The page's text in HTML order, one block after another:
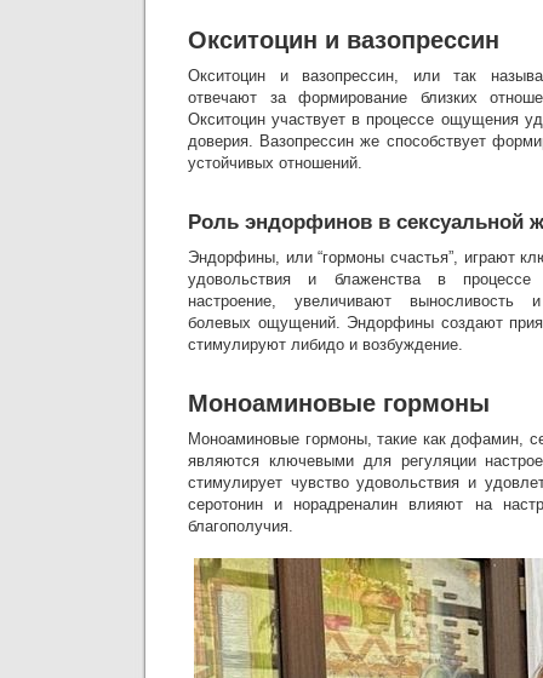
Окситоцин и вазопрессин
Окситоцин и вазопрессин, или так
отвечают за формирование близких
Окситоцин участвует в процессе ощущения
доверия. Вазопрессин же способствует
устойчивых отношений.
Роль эндорфинов в сексуальной
Эндорфины, или “гормоны счастья”, играют
удовольствия и блаженства в
настроение, увеличивают выносливость
болевых ощущений. Эндорфины создают
стимулируют либидо и возбуждение.
Моноаминовые гормоны
Моноаминовые гормоны, такие как дофамин,
являются ключевыми для регуляции
стимулирует чувство удовольствия и
серотонин и норадреналин влияют на
благополучия.